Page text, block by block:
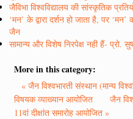
जैविभा विश्वविद्यालय की सांस्कृतिक
‘मन’ के द्वारा दर्शन हो जाता है, पर
जैन
सामान्य और विशेष निरपेक्ष नही हैं- प्रो.
More in this category:
« जैन विश्वभारती संस्थान (मान्य
विषयक व्याख्यान आयोजित
जैन
11वां दीक्षांत समारोह आयोजित »